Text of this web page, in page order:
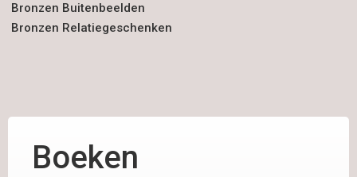
Bronzen Buitenbeelden
Bronzen Relatiegeschenken
Boeken